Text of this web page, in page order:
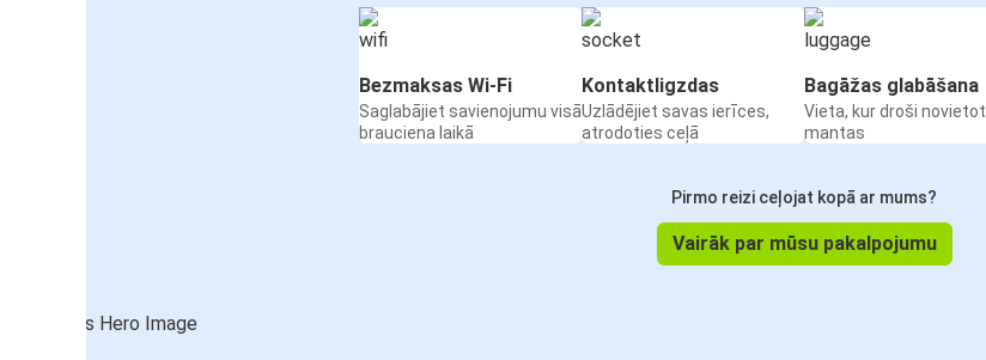
Bezmaksas Wi-Fi
Saglabājiet savienojumu visā
brauciena laikā
Kontaktligzdas
Uzlādējiet savas ierīces,
atrodoties ceļā
Bagāžas glabāšana
Vieta, kur droši novietot
mantas
Pirmo reizi ceļojat kopā ar mums?
Vairāk par mūsu pakalpojumu